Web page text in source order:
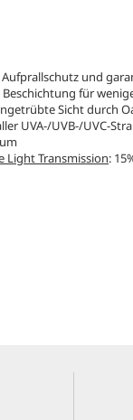
Aufprallschutz und
für
Sicht durch
UVA-/UVB-/UVC-
Light Transmission: